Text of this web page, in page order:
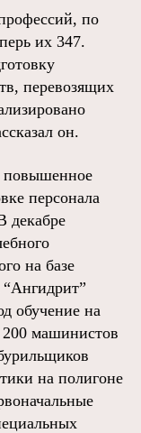
по
их 347.
перевозящих
он.
повышенное
персонала
декабре
на базе
обучение на
машинистов
на полигоне